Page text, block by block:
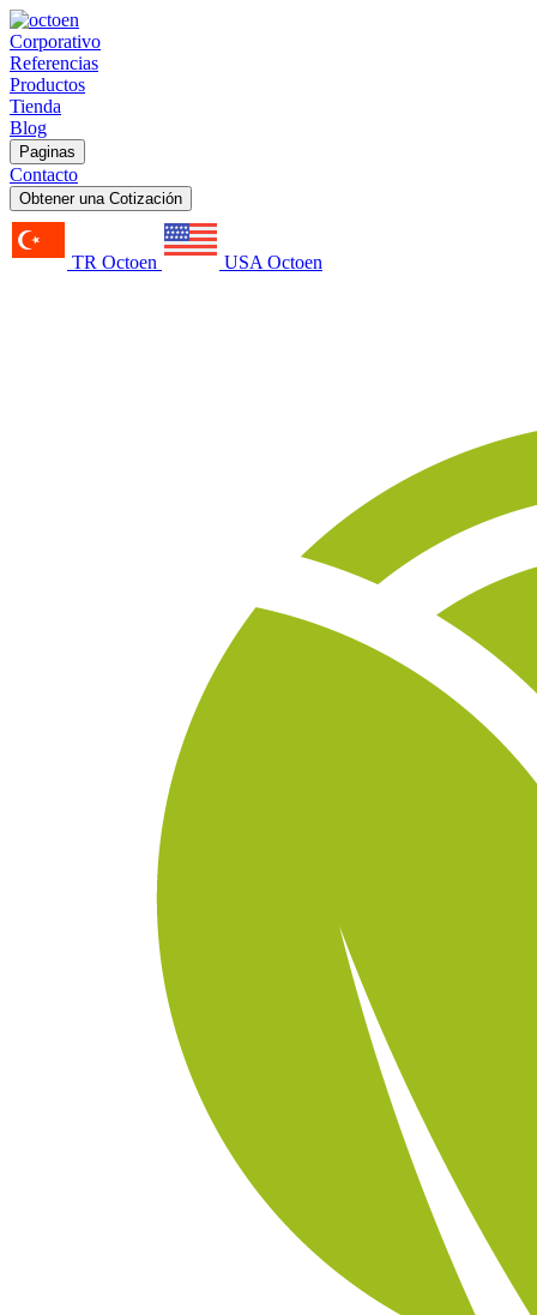
Corporativo
Referencias
Productos
Tienda
Blog
Paginas
Contacto
Obtener una Cotización
TR Octoen USA Octoen